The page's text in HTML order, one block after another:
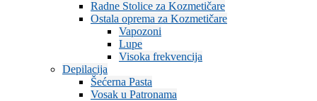
Radne Stolice za Kozmetičare
Ostala oprema za Kozmetičare
Vapozoni
Lupe
Visoka frekvencija
Depilacija
Šećerna Pasta
Vosak u Patronama